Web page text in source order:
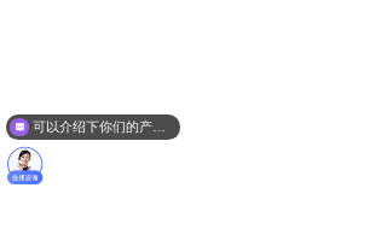
可以介绍下你们的产品么？